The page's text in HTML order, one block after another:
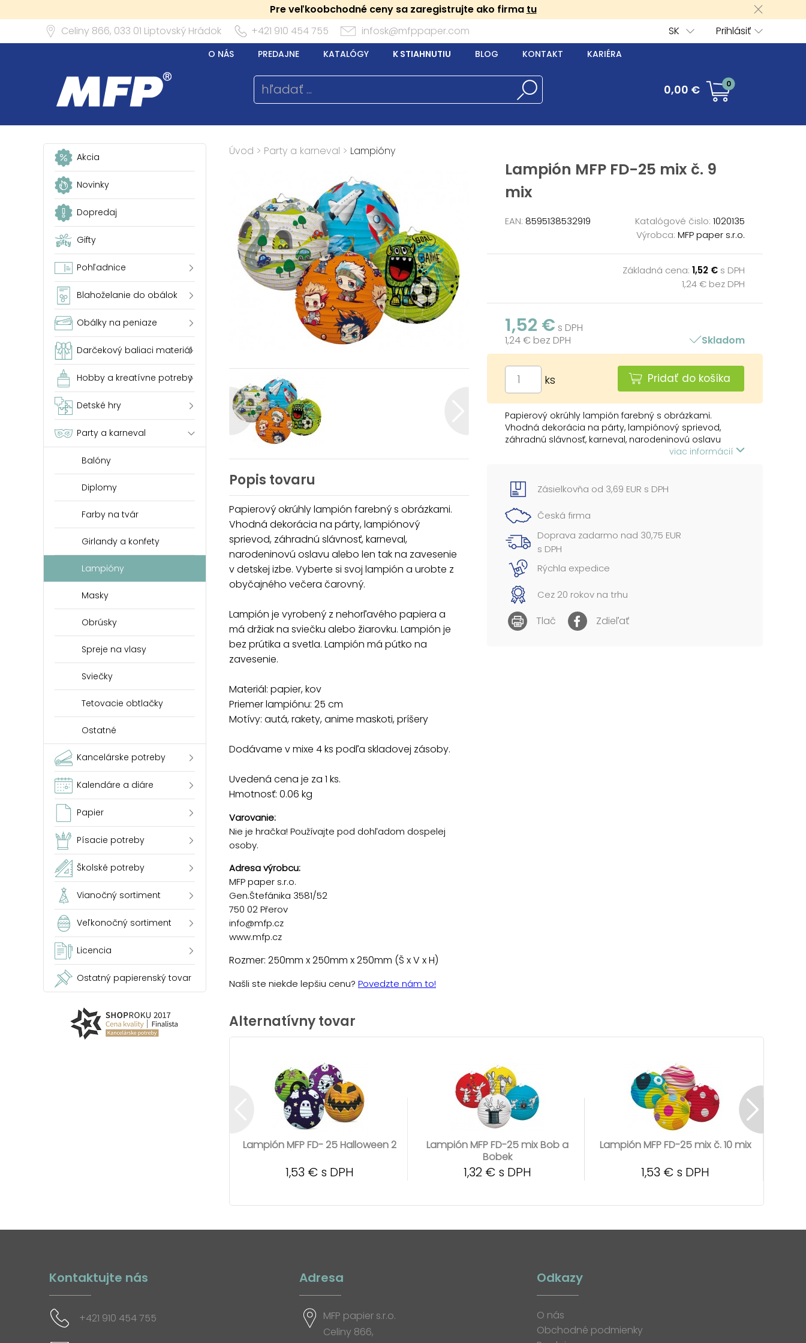
Pre veľkoobchodné ceny sa zaregistrujte ako firma tu
Celiny 866, 033 01 Liptovský Hrádok +421 910 454 755 infosk@mfppaper.com Prihlásiť
SK
O NÁS PREDAJNE KATALÓGY K STIAHNUTIU BLOG KONTAKT KARIÉRA
0,00 € 0
Akcia
Novinky
Dopredaj
Gifty
Pohľadnice
Blahoželanie do obálok
Obálky na peniaze
Darčekový baliaci materiál
Hobby a kreatívne potreby
Detské hry
Party a karneval
Balóny
Diplomy
Farby na tvár
Girlandy a konfety
Lampióny
Masky
Obrúsky
Spreje na vlasy
Sviečky
Tetovacie obtlačky
Ostatné
Kancelárske potreby
Kalendáre a diáre
Papier
Písacie potreby
Školské potreby
Vianočný sortiment
Veľkonočný sortiment
Licencia
Ostatný papierenský tovar
Úvod > Party a karneval > Lampióny
Lampión MFP FD-25 mix č. 9
mix
EAN: 8595138532919 Katalógové čislo: 1020135
Výrobca: MFP paper s.r.o.
Základná cena: 1,52 € s DPH
1,24 € bez DPH
1,52 € s DPH
1,24 € bez DPH
Skladom
ks Pridať do košíka
Papierový okrúhly lampión farebný s obrázkami.
Vhodná dekorácia na párty, lampiónový sprievod,
záhradnú slávnosť, karneval, narodeninovú oslavu
alebo len tak na zavesenie v detskej izbe. Vyberte si
Lampión je vyrobený z nehorľavého papiera a má
držiak na sviečku alebo žiarovku. Lampión je bez prútika
a svetla. Lampión má pútko na zavesenie.
Materiál: papier, kov
Priemer lampiónu: 25 cm
Motívy: autá, rakety, anime maskoti, príšery
Dodávame v mixe 4 ks podľa skladovej zásoby.
Uvedená cena je za 1 ks....
viac informácií
Popis tovaru
Papierový okrúhly lampión farebný s obrázkami.
Vhodná dekorácia na párty, lampiónový
sprievod, záhradnú slávnosť, karneval,
narodeninovú oslavu alebo len tak na zavesenie
v detskej izbe. Vyberte si svoj lampión a urobte z
obyčajného večera čarovný.
Lampión je vyrobený z nehorľavého papiera a
má držiak na sviečku alebo žiarovku. Lampión je
bez prútika a svetla. Lampión má pútko na
zavesenie.
Materiál: papier, kov
Priemer lampiónu: 25 cm
Motívy: autá, rakety, anime maskoti, príšery
Dodávame v mixe 4 ks podľa skladovej zásoby.
Uvedená cena je za 1 ks.
Hmotnosť: 0.06 kg
Varovanie:
Nie je hračka! Používajte pod dohľadom dospelej
osoby.
Adresa výrobcu:
MFP paper s.r.o.
Gen.Štefánika 3581/52
750 02 Přerov
info@mfp.cz
www.mfp.cz
Rozmer: 250mm x 250mm x 250mm (Š x V x H)
Našli ste niekde lepšiu cenu? Povedzte nám to!
Zásielkovňa od 3,69 EUR s DPH
Česká firma
Doprava zadarmo nad 30,75 EUR
s DPH
Rýchla expedice
Cez 20 rokov na trhu
Tlač Zdieľať
Alternatívny tovar
Lampión MFP FD- 25 Halloween 2
1,53 € s DPH
Lampión MFP FD-25 mix Bob a
Bobek
1,32 € s DPH
Lampión MFP FD-25 mix č. 10 mix
1,53 € s DPH
Kontaktujte nás
+421 910 454 755
Adresa
MFP papier s.r.o.
Celiny 866,
Odkazy
O nás
Obchodné podmienky